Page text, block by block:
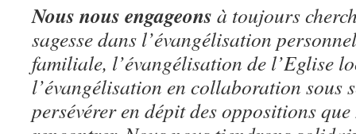
Nous nous engageons à toujours
sagesse dans l’évangélisation
familiale, l’évangélisation de l’Eglise
l’évangélisation en collaboration sous
persévérer en dépit des oppositions